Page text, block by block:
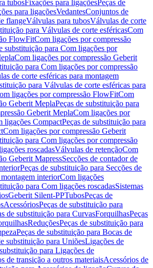
tubosFixações para ligaçõesPeças de
para ligaçõesVedantesConjuntos de
flangeVálvulas para tubosVálvulas de corte
para Válvulas de corte esféricasCom
FlowFitCom ligações por compressão
substituição para Com ligações por
Com ligações por compressão Geberit
para Com ligações por compressão
de corte esféricas para montagem
para Válvulas de corte esféricas para
ligações por compressão FlowFitCom
Geberit MeplaPeças de substituição para
Geberit MeplaCom ligações por
ligações CompactPeças de substituição para
Com ligações por compressão Geberit
para Com ligações por compressão
roscadasVálvulas de retençãoCom
Geberit MapressSecções de contador de
Peças de substituição para Secções de
interiorCom ligações
para Com ligações roscadasSistemas
Geberit Silent-PPTubosPeças de
AcessóriosPeças de substituição para
de substituição para CurvasForquilhasPeças
ReduçõesPeças de substituição para
Peças de substituição para Bocas de
substituição para UniõesLigações de
para Ligações de
de transição a outros materiaisAcessórios de